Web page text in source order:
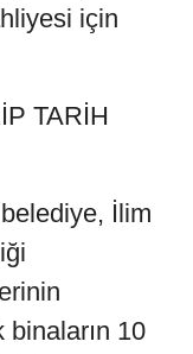
için
TARİH
İlim
10